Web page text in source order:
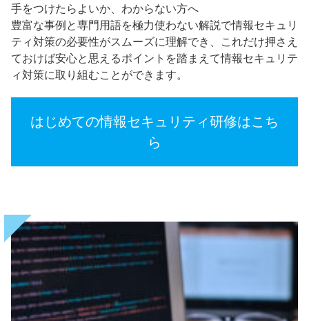
手をつけたらよいか、わからない方へ
豊富な事例と専門用語を極力使わない解説で情報セキュリ
ティ対策の必要性がスムーズに理解でき、これだけ押さえ
ておけば安心と思えるポイントを踏まえて情報セキュリテ
ィ対策に取り組むことができます。
はじめての情報セキュリティ研修はこち
ら